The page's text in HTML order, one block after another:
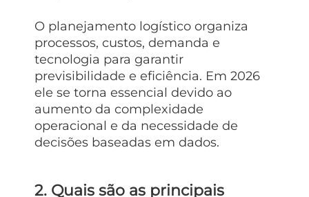
O planejamento logístico organiza
processos, custos, demanda e
tecnologia para garantir
previsibilidade e eficiência. Em 2026
ele se torna essencial devido ao
aumento da complexidade
operacional e da necessidade de
decisões baseadas em dados.
2. Quais são as principais